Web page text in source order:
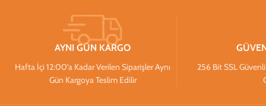
AYNI GÜN KARGO
Hafta İçi 12:00’a Kadar Verilen Siparişler Aynı
Gün Kargoya Teslim Edilir
256 Bit SSL